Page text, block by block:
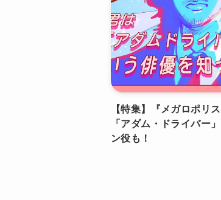
【特集】『メガロポリ
「アダム・ドライバー
ン役も！